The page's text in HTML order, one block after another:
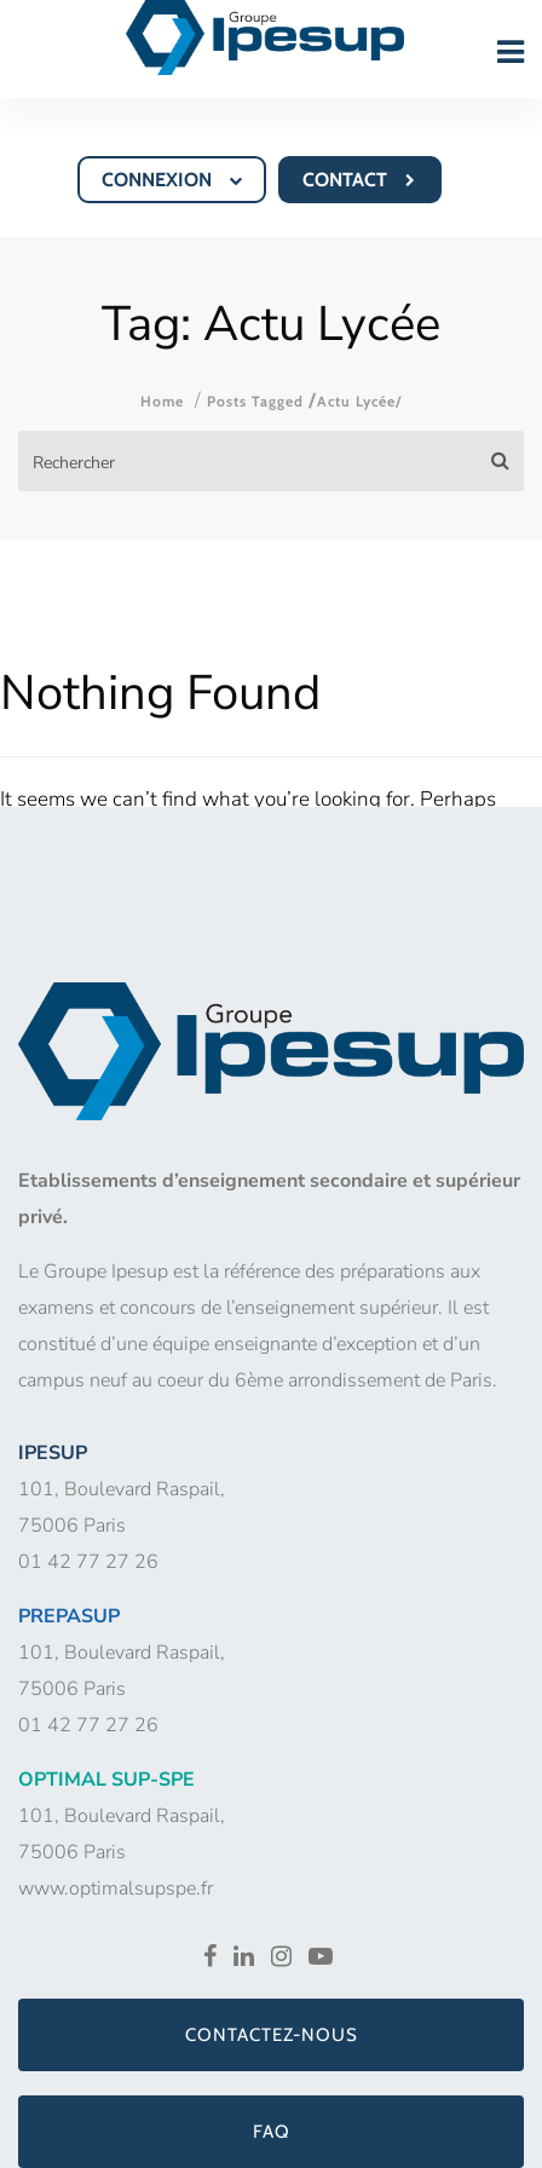
CONTACT
CONNEXION
Tag: Actu Lycée
Home Posts Tagged /Actu Lycée/
Nothing Found
It seems we can’t find what you’re looking for. Perhaps
Etablissements d’enseignement secondaire et supérieur
privé.
Le Groupe Ipesup est la référence des préparations aux
examens et concours de l’enseignement supérieur. Il est
constitué d’une équipe enseignante d’exception et d’un
campus neuf au coeur du 6ème arrondissement de Paris.
IPESUP
101, Boulevard Raspail,
75006 Paris
01 42 77 27 26
PREPASUP
101, Boulevard Raspail,
75006 Paris
01 42 77 27 26
OPTIMAL SUP-SPE
101, Boulevard Raspail,
75006 Paris
www.optimalsupspe.fr
CONTACTEZ-NOUS
FAQ